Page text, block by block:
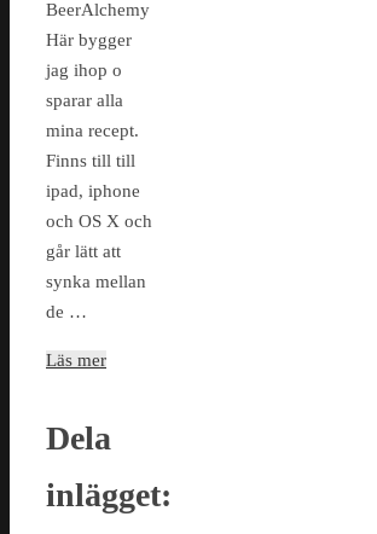
BeerAlchemy
Här bygger
jag ihop o
sparar alla
mina recept.
Finns till till
ipad, iphone
och OS X och
går lätt att
synka mellan
de …
Läs mer
Dela
inlägget: